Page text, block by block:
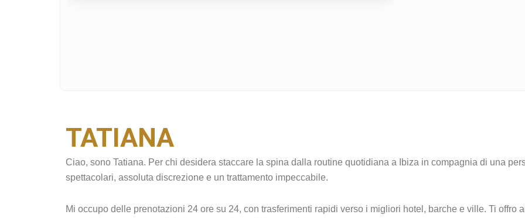
TATIANA
Ciao, sono Tatiana. Per chi desidera staccare la spina dalla routine quotidiana a Ibiza in compagnia di una
spettacolari, assoluta discrezione e un trattamento impeccabile.
Mi occupo delle prenotazioni 24 ore su 24, con trasferimenti rapidi verso i migliori hotel, barche e ville. Ti offro